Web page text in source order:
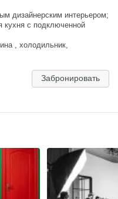
дизайнерским интерьером;
кухня с подключенной
, холодильник,
Забронировать